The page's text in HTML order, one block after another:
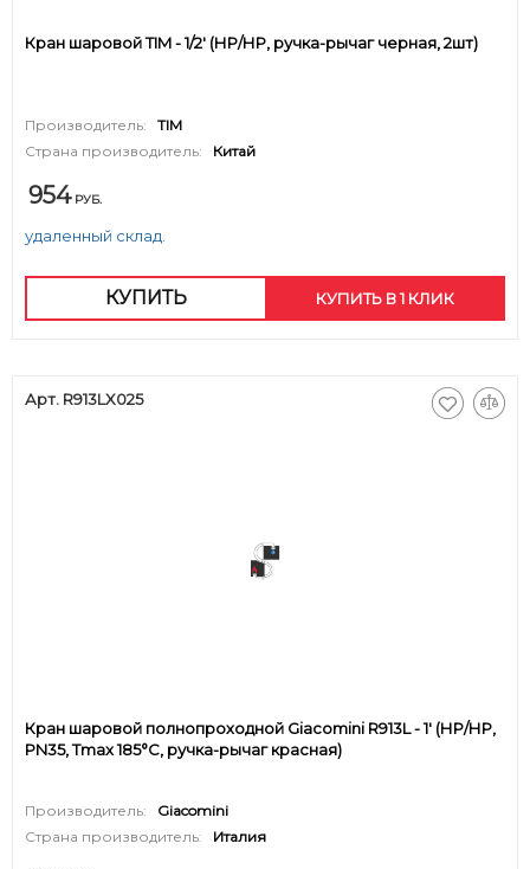
Кран шаровой TIM - 1/2' (НР/НР, ручка-рычаг черная, 2шт)
Производитель:
TIM
Страна производитель:
Китай
954 РУБ.
удаленный склад.
КУПИТЬ КУПИТЬ В 1 КЛИК
Арт. R913LX025
Кран шаровой полнопроходной Giacomini R913L - 1' (НР/НР,
PN35, Tmax 185°С, ручка-рычаг красная)
Производитель:
Giacomini
Страна производитель:
Италия